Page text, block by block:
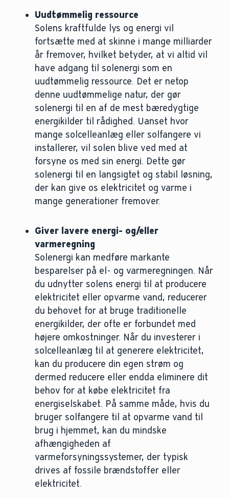
Uudtømmelig ressource
Solens kraftfulde lys og energi vil
fortsætte med at skinne i mange milliarder
år fremover, hvilket betyder, at vi altid vil
have adgang til solenergi som en
uudtømmelig ressource. Det er netop
denne uudtømmelige natur, der gør
solenergi til en af de mest bæredygtige
energikilder til rådighed. Uanset hvor
mange solcelleanlæg eller solfangere vi
installerer, vil solen blive ved med at
forsyne os med sin energi. Dette gør
solenergi til en langsigtet og stabil løsning,
der kan give os elektricitet og varme i
mange generationer fremover.
Giver lavere energi- og/eller
varmeregning
Solenergi kan medføre markante
besparelser på el- og varmeregningen. Når
du udnytter solens energi til at producere
elektricitet eller opvarme vand, reducerer
du behovet for at bruge traditionelle
energikilder, der ofte er forbundet med
højere omkostninger. Når du investerer i
solcelleanlæg til at generere elektricitet,
kan du producere din egen strøm og
dermed reducere eller endda eliminere dit
behov for at købe elektricitet fra
energiselskabet. På samme måde, hvis du
bruger solfangere til at opvarme vand til
brug i hjemmet, kan du mindske
afhængigheden af
varmeforsyningssystemer, der typisk
drives af fossile brændstoffer eller
elektricitet.